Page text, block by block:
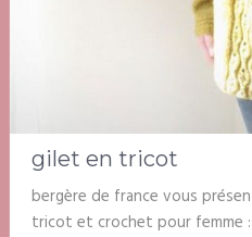
gilet en tricot
bergère de france vous
tricot et crochet pour femme